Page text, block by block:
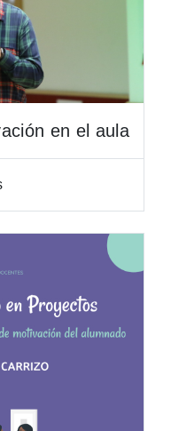
en el aula